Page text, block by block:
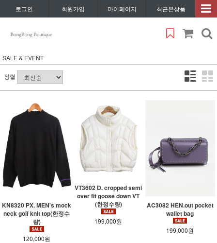
로그인 회원가입 마이페이지 최근본상품
SALE & EVENT
정렬
KN8320 PX. MEN's mock
neck golf knit top(한정수
량)
120,000원
VT3602 D. cropped semi
over fit goose down VT
(한정수량)
199,000원
AC3082 HEN.out pocket
wallet bag
199,000원